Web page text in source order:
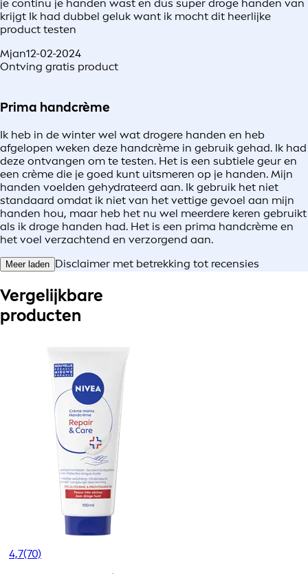
je continu je handen wast en dus super droge handen van
krijgt Ik had dubbel geluk want ik mocht dit heerlijke
product testen
Mjan12-02-2024
Ontving gratis product
Prima handcrème
Ik heb in de winter wel wat drogere handen en heb
afgelopen weken deze handcrème in gebruik gehad. Ik had
deze ontvangen om te testen. Het is een subtiele geur en
een crème die je goed kunt uitsmeren op je handen. Mijn
handen voelden gehydrateerd aan. Ik gebruik het niet
standaard omdat ik niet van het vettige gevoel aan mijn
handen hou, maar heb het nu wel meerdere keren gebruikt
als ik droge handen had. Het is een prima handcrème en
het voel verzachtend en verzorgend aan.
Meer laden Disclaimer met betrekking tot recensies
Vergelijkbare
producten
4,7(70)